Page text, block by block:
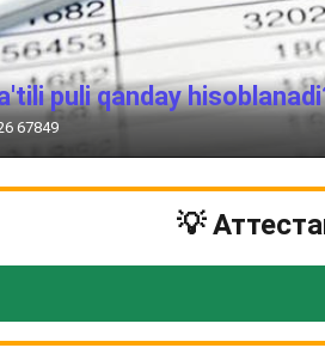
puli qanday
67849
💡